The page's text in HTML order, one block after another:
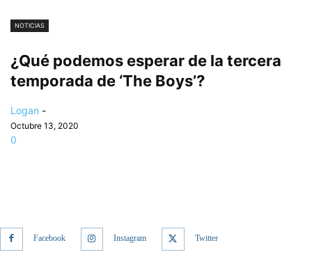
NOTICIAS
¿Qué podemos esperar de la tercera
temporada de ‘The Boys’?
Logan -
Octubre 13, 2020
0
Facebook Instagram Twitter